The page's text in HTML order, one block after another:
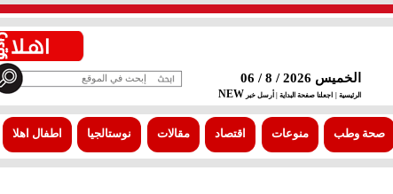
الخميس 2026 / 8 / 06
الرئيسية | اجعلنا صفحة البداية | أرسل خبر NEW
صحة وطب منوعات اقتصاد مقالات نوستالجيا اطفال اهلا